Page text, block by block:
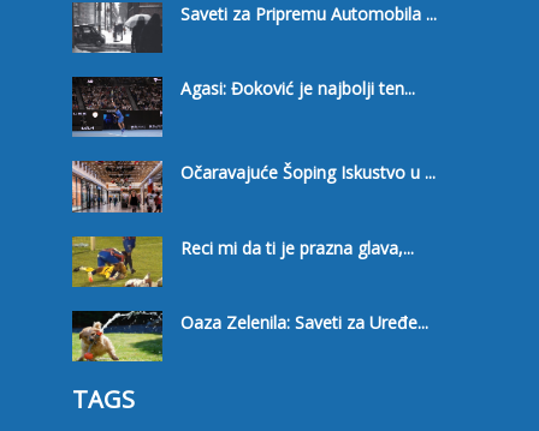
Saveti za Pripremu Automobila ...
Agasi: Đoković je najbolji ten...
Očaravajuće Šoping Iskustvo u ...
Reci mi da ti je prazna glava,...
Oaza Zelenila: Saveti za Uređe...
TAGS